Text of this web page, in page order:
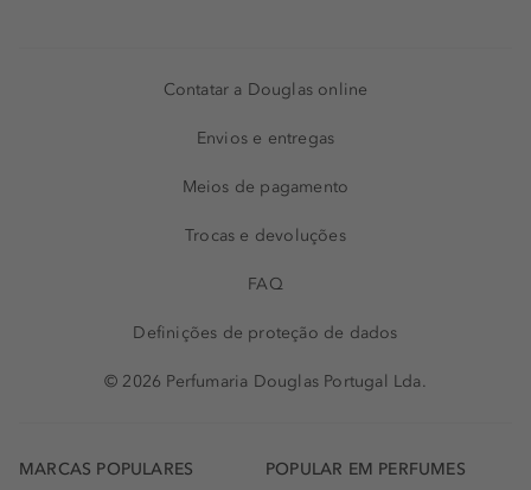
Contatar a Douglas online
Envios e entregas
Meios de pagamento
Trocas e devoluções
FAQ
Definições de proteção de dados
© 2026 Perfumaria Douglas Portugal Lda.
MARCAS POPULARES POPULAR EM PERFUMES